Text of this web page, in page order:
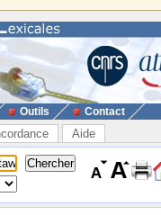
Outils Contact
Aide